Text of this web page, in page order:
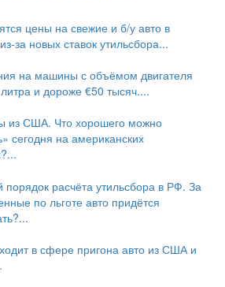
цены на свежие и б/у авто в
за новых ставок утильсбора...
на машины с объёмом двигателя
и дороже €50 тысяч....
из США. Что хорошего можно
сегодня на американских
расчёта утильсбора в РФ. За
по льготе авто придётся
в сфере пригона авто из США и